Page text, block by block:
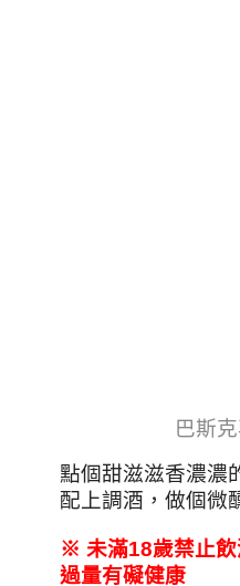
巴斯
點個甜滋滋香濃濃
配上調酒，做個微
※ 未滿18歲禁止
過量有礙健康